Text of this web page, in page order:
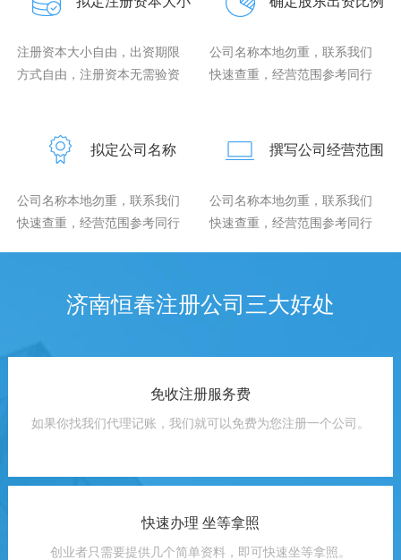
注册资本大小自由，出资期限
方式自由，注册资本无需验资
公司名称本地勿重，联系我们
快速查重，经营范围参考同行
拟定公司名称
公司名称本地勿重，联系我们
快速查重，经营范围参考同行
撰写公司经营范围
公司名称本地勿重，联系我们
快速查重，经营范围参考同行
济南恒春注册公司三大好处
免收注册服务费
如果你找我们代理记账，我们就可以免费为您注册一个公司。
快速办理 坐等拿照
创业者只需要提供几个简单资料，即可快速坐等拿照。